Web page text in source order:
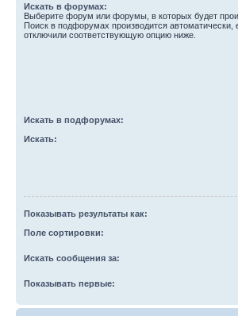
Искать в форумах:
Выберите форум или форумы, в которых будет
Поиск в подфорумах производится автоматически,
отключили соответствующую опцию ниже.
Искать в подфорумах:
Искать:
Показывать результаты как:
Поле сортировки:
Искать сообщения за:
Показывать первые: